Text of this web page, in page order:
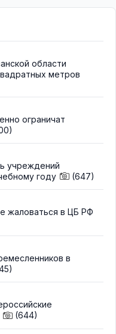
области
метров
ограничат
учреждений
году
(647)
жаловаться в ЦБ РФ
в
(644)